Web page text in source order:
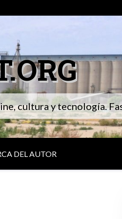
cultura y tecnología.
DEL AUTOR